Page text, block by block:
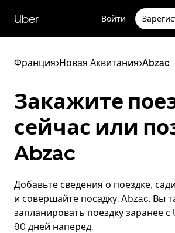
перейти
к
Uber Войти
Франция>Новая Аквитания>Abzac
Закажите
сейчас или
Abzac
Добавьте сведения о поездке,
и совершайте посадку. Abzac. Вы
запланировать поездку заранее с
90 дней наперед.